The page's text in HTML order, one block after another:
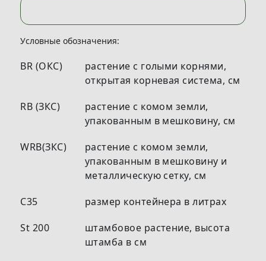
Условные обозначения:
BR (ОКС)
растение с голыми корнями,
открытая корневая система, см
RB (ЗКС)
растение с комом земли,
упакованным в мешковину, см
WRB(ЗКС)
растение с комом земли,
упакованным в мешковину и
металлическую сетку, см
С35
размер контейнера в литрах
St 200
штамбовое растение, высота
штамба в см